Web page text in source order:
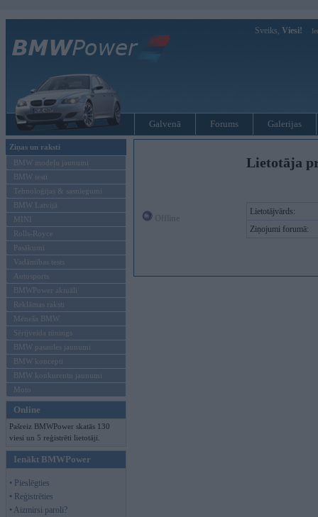
Sveiks, Viesi!
Galvenā Forums Galerijas
Ziņas un raksti
BMW modeļu jaunumi
BMW testi
Tehnoloģijas & sasniegumi
BMW Latvijā
MINI
Rolls-Royce
Pasākumi
Vadāmības tests
Autosports
BMWPower aktuāli
Reklāmas raksti
Mēneša BMW
Sērijveida tūnings
BMW pasaules jaunumi
BMW koncepti
BMW konkurentu jaunumi
Moto
Online
Pašreiz BMWPower skatās 130
viesi un 5 reģistrēti lietotāji.
Ienākt BMWPower
• Pieslēgties
• Reģistrēties
• Aizmirsi paroli?
Lietotāja
Lietotājvārds:
Ziņojumi forumā: